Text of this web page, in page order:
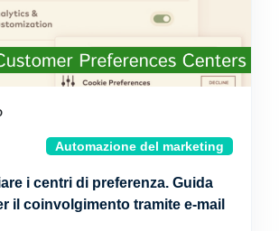
Automazione del marketing
i centri di preferenza. Guida
il coinvolgimento tramite e-mail